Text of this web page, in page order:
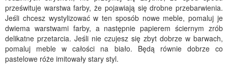
prześwituje warstwa farby, że pojawiają się drobne przebarwienia.
Jeśli chcesz wystylizować w ten sposób nowe meble, pomaluj je
dwiema warstwami farby, a następnie papierem ściernym zrób
delikatne przetarcia. Jeśli nie czujesz się zbyt dobrze w barwach,
pomaluj meble w całości na biało. Będą równie dobrze co
pastelowe róże imitowały stary styl.